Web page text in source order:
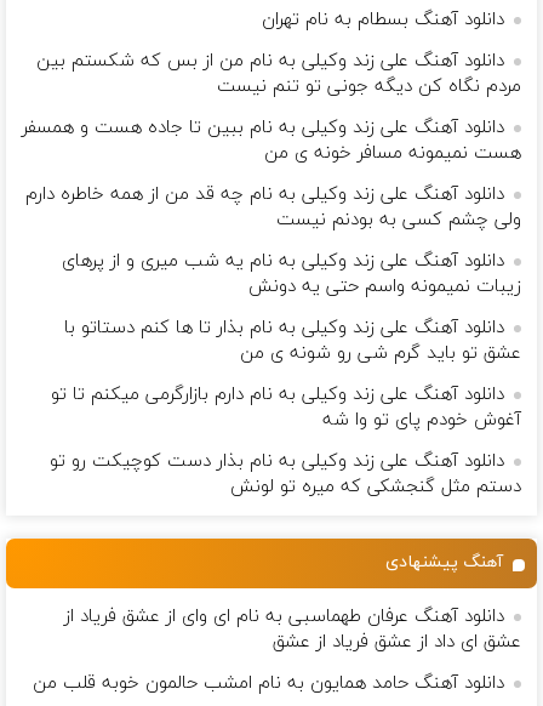
دانلود آهنگ بسطام به نام تهران
دانلود آهنگ علی زند وکیلی به نام من از بس كه شكستم بین
مردم نگاه كن دیگه جونى تو تنم نیست
دانلود آهنگ علی زند وکیلی به نام ببین تا جاده هست و همسفر
هست نمیمونه مسافر خونه ی من
دانلود آهنگ علی زند وکیلی به نام چه قد من از همه خاطره دارم
ولی چشم كسی به بودنم نیست
دانلود آهنگ علی زند وکیلی به نام یه شب میرى و از پرهای
زيبات نمیمونه واسم حتی یه دونش
دانلود آهنگ علی زند وکیلی به نام بذار تا ها كنم دستاتو با
عشق تو باید گرم شی رو شونه ى من
دانلود آهنگ علی زند وکیلی به نام دارم بازارگرمی میكنم تا تو
آغوش خودم پای تو وا شه
دانلود آهنگ علی زند وکیلی به نام بذار دست كوچیكت رو تو
دستم مثل گنجشكی كه میره تو لونش
آهنگ پیشنهادی
دانلود آهنگ عرفان طهماسبی به نام ای وای از عشق فریاد از
عشق ای داد از عشق فریاد از عشق
دانلود آهنگ حامد همایون به نام امشب حالمون خوبه قلب من